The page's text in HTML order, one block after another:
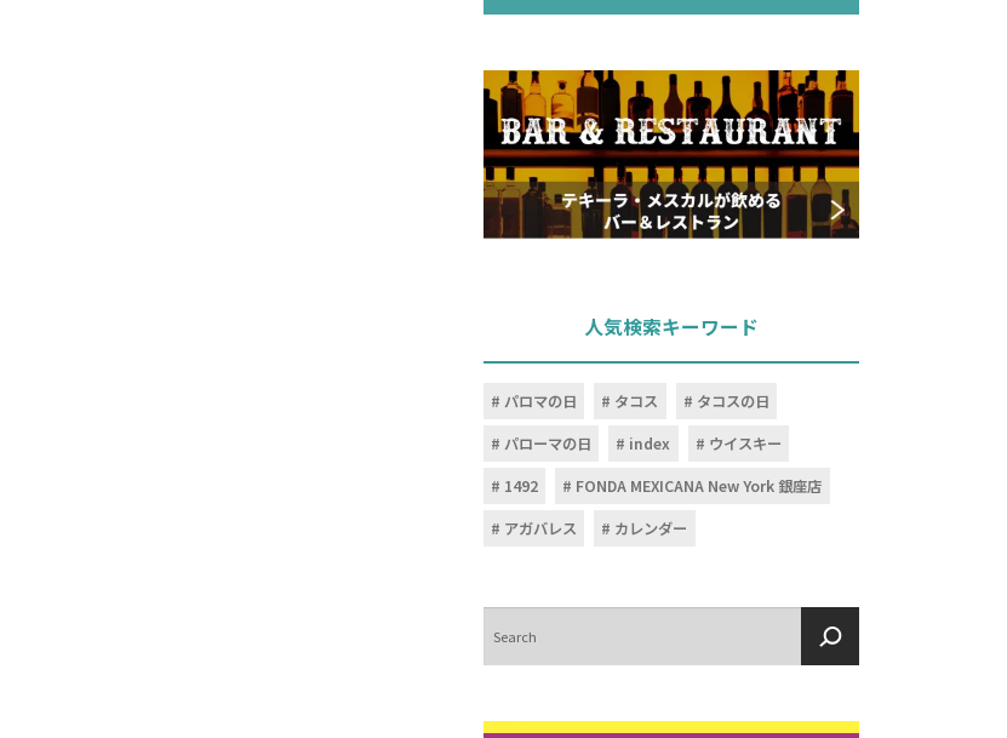
人気検索キーワード
パロマの日 タコス
タコスの日
パローマの日
index
ウイスキー
1492
FONDA MEXICANA New York 銀座店
アガバレス
カレンダー
索